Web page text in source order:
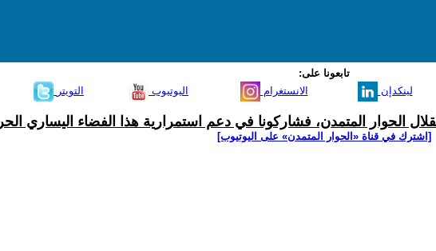
تابعونا على:
التويتر اليوتيوب الانستغرام لينكدإن
الحوار المتمدن، فشاركونا في دعم استمرارية هذا الفضاء اليساري الحر
[اشترك في قناة ‫«الحوار المتمدن» على اليوتيوب]